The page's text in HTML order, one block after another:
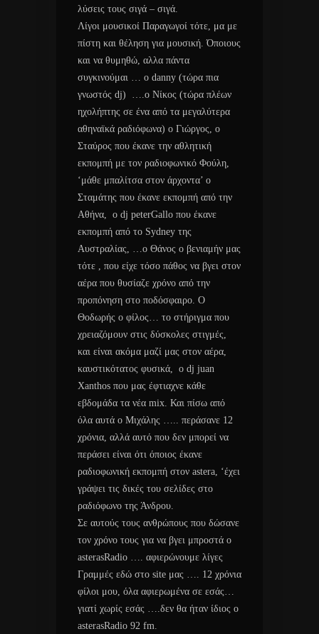
λύσεις τους σιγά – σιγά.
Λίγοι μουσικοί Παραγωγοί τότε, μα με
πίστη και θέληση για μουσική. Όποιους
και να θυμηθώ, αλλα πάντα
συγκινούμαι … ο danny (τώρα πια
γνωστός dj) ….ο Νίκος (τώρα πλέων
ηχολήπτης σε ένα από τα μεγαλύτερα
αθηναϊκά ραδιόφωνα) ο Γιώργος, ο
Σταύρος που έκανε την αθλητική
εκπομπή με τον ραδιοφωνικό Φούλη,
‘μάθε μπαλίτσα στον άρχοντα’ ο
Σταμάτης που έκανε εκπομπή από την
Αθήνα, ο dj peterGallo που έκανε
εκπομπή από τo Sydney της
Αυστραλίας, …ο Θάνος ο βενιαμήν μας
τότε , που είχε τόσο πάθος να βγει στον
αέρα που θυσίαζε χρόνο από την
προπόνηση στο ποδόσφαιρο. Ο
Θοδωρής ο φίλος… το στήριγμα που
χρειαζόμουν στις δύσκολες στιγμές,
και είναι ακόμα μαζί μας στον αέρα,
καυστικότατος φυσικά, ο dj juan
Xanthos που μας έφτιαχνε κάθε
εβδομάδα τα νέα mix. Και πίσω από
όλα αυτά ο Μιχάλης ….. περάσανε 12
χρόνια, αλλά αυτό που δεν μπορεί να
περάσει είναι ότι όποιος έκανε
ραδιοφωνική εκπομπή στον astera, ‘έχει
γράψει τις δικές του σελίδες στο
ραδιόφωνο της Άνδρου.
Σε αυτούς τους ανθρώπους που δώσανε
τον χρόνο τους για να βγει μπροστά ο
asterasRadio …. αφιερώνουμε λίγες
Γραμμές εδώ στο site μας …. 12 χρόνια
φίλοι μου, όλα αφιερωμένα σε εσάς…
γιατί χωρίς εσάς ….δεν θα ήταν ίδιος ο
asterasRadio 92 fm.